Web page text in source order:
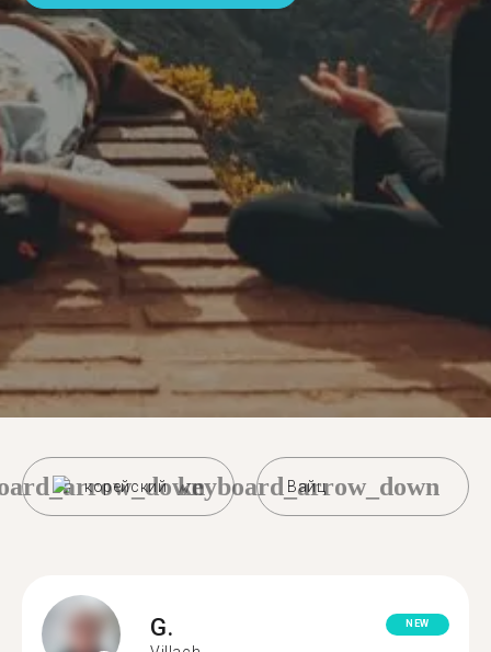
корейский Вайц
keyboard_arrow_down
G. NEW